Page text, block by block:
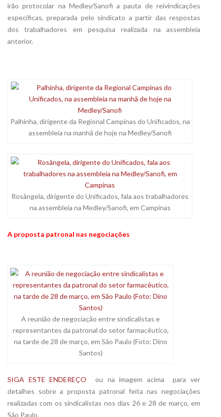
irão protocolar na Medley/Sanofi a pauta de reivindicações
específicas, preparada pelo sindicato a partir das respostas
dos trabalhadores em pesquisa realizada na assembleia
anterior.
Palhinha, dirigente da Regional Campinas do Unificados, na
assembleia na manhã de hoje na Medley/Sanofi
Rosângela, dirigente do Unificados, fala aos trabalhadores
na assembleia na Medley/Sanofi, em Campinas
A proposta patronal nas negociações
A reunião de negociação entre sindicalistas e
representantes da patronal do setor farmacêutico,
na tarde de 28 de março, em São Paulo (Foto: Dino
Santos)
SIGA ESTE ENDEREÇO  ou na imagem acima  para ver
detalhes sobre a proposta patronal feita nas negociações
realizadas com os sindicalistas nos dias 26 e 28 de março, em
São Paulo.